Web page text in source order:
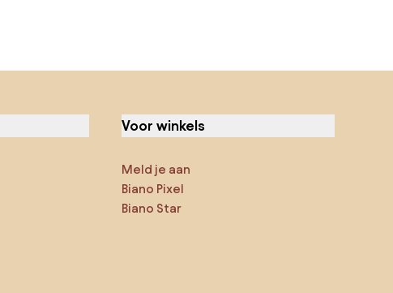
Voor winkels
Meld je aan
Biano Pixel
Biano Star